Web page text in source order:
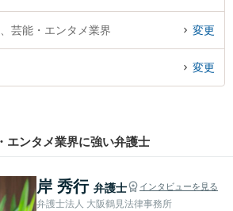
芸能・エンタメ業界 変更
変更
エンタメ業界に強い弁護士
岸 秀行 弁護士 インタビューを見る
弁護士法人 大阪鶴見法律事務所